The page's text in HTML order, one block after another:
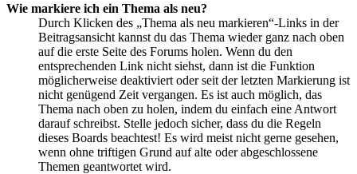
Wie markiere ich ein Thema als neu?
Durch Klicken des „Thema als neu markieren“-Links in der
Beitragsansicht kannst du das Thema wieder ganz nach oben
auf die erste Seite des Forums holen. Wenn du den
entsprechenden Link nicht siehst, dann ist die Funktion
möglicherweise deaktiviert oder seit der letzten Markierung ist
nicht genügend Zeit vergangen. Es ist auch möglich, das
Thema nach oben zu holen, indem du einfach eine Antwort
darauf schreibst. Stelle jedoch sicher, dass du die Regeln
dieses Boards beachtest! Es wird meist nicht gerne gesehen,
wenn ohne triftigen Grund auf alte oder abgeschlossene
Themen geantwortet wird.